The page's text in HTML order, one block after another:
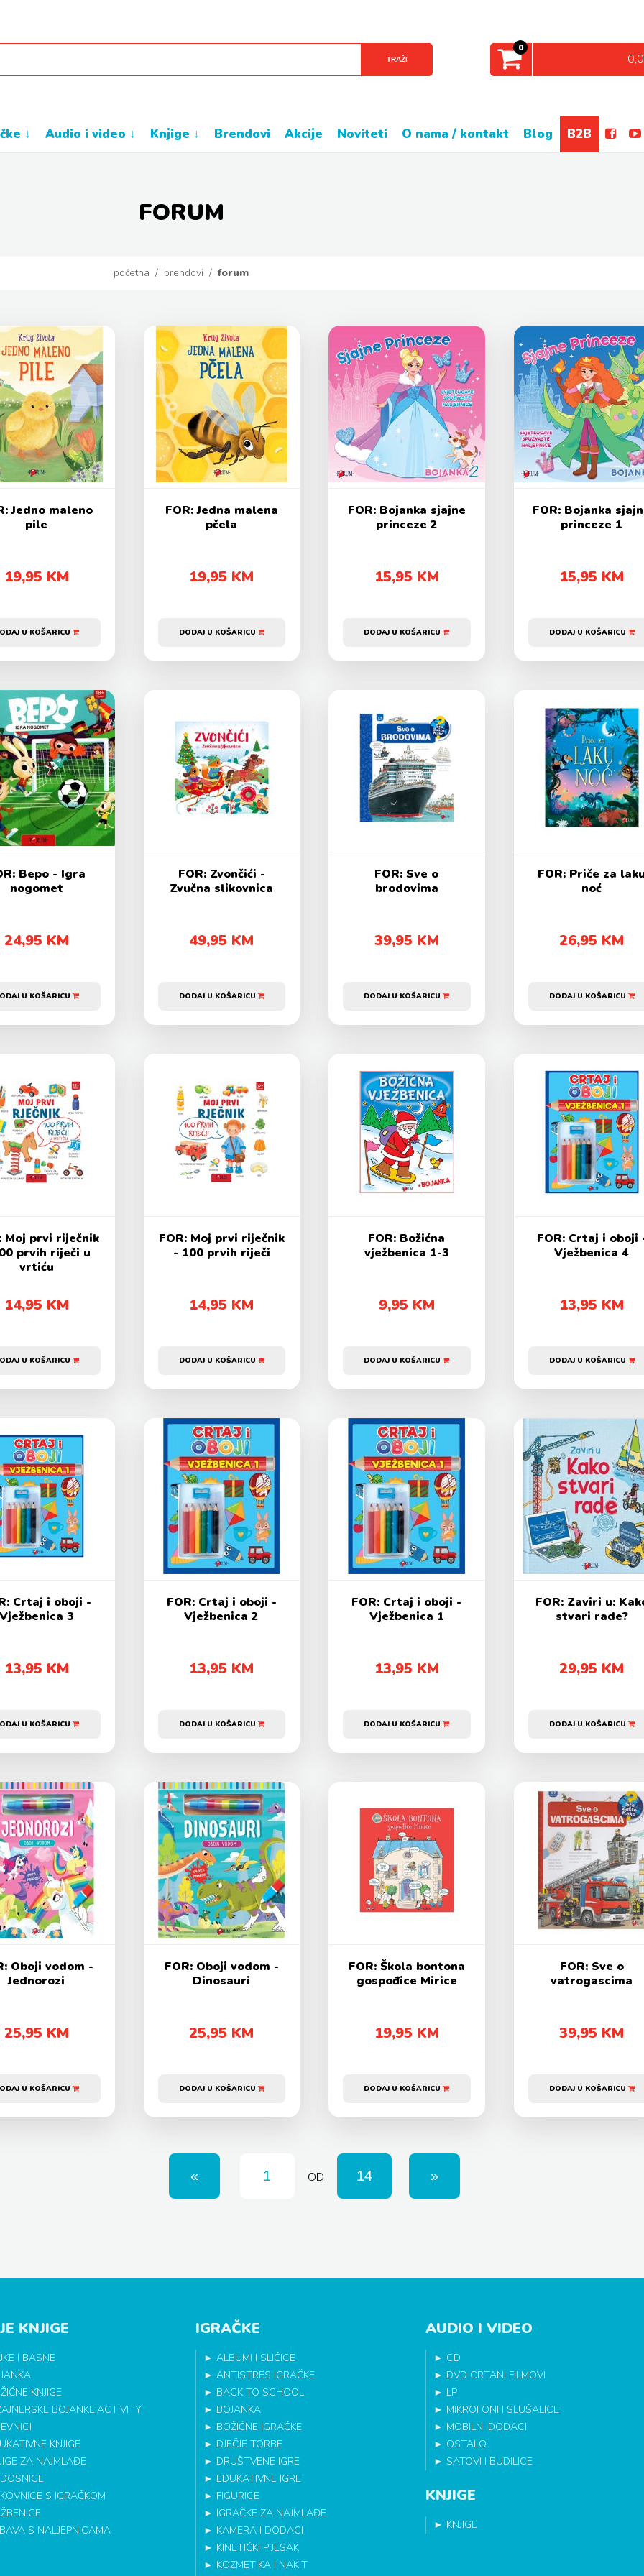
TRAŽI
0
↓ audio i video ↓ knjige ↓ brendovi akcije noviteti o nama / kontakt blog B2B
FORUM
početna / brendovi /forum
Jedno maleno
pile
19,95 KM
U KOŠARICU
FOR: Jedna malena
pčela
19,95 KM
DODAJ U KOŠARICU
FOR: Bojanka sjajne
princeze 2
15,95 KM
DODAJ U KOŠARICU
FOR: Bojanka
princeze 1
15,95 KM
DODAJ U KOŠARICU
Bepo - Igra
nogomet
24,95 KM
U KOŠARICU
FOR: Zvončići -
Zvučna slikovnica
49,95 KM
DODAJ U KOŠARICU
FOR: Sve o
brodovima
39,95 KM
DODAJ U KOŠARICU
FOR: Priče za
noć
26,95 KM
DODAJ U KOŠARICU
Moj prvi riječnik
prvih riječi u
vrtiću
14,95 KM
U KOŠARICU
FOR: Moj prvi riječnik
- 100 prvih riječi
14,95 KM
DODAJ U KOŠARICU
FOR: Božićna
vježbenica 1-3
9,95 KM
DODAJ U KOŠARICU
FOR: Crtaj i oboji
Vježbenica 4
13,95 KM
DODAJ U KOŠARICU
Crtaj i oboji -
3
13,95 KM
U KOŠARICU
FOR: Crtaj i oboji -
Vježbenica 2
13,95 KM
DODAJ U KOŠARICU
FOR: Crtaj i oboji -
Vježbenica 1
13,95 KM
DODAJ U KOŠARICU
FOR: Zaviri u:
stvari rade?
29,95 KM
DODAJ U KOŠARICU
Oboji vodom -
Jednorozi
25,95 KM
U KOŠARICU
FOR: Oboji vodom -
Dinosauri
25,95 KM
DODAJ U KOŠARICU
FOR: Škola bontona
gospođice Mirice
19,95 KM
DODAJ U KOŠARICU
FOR: Sve o
vatrogascima
39,95 KM
DODAJ U KOŠARICU
OD
KNJIGE
I BASNE
KNJIGE
BOJANKE,ACTIVITY
KNJIGE
ZA NAJMLAĐE
S IGRAČKOM
S NALJEPNICAMA
IGRAČKE
► ALBUMI I SLIČICE
► ANTISTRES IGRAČKE
► BACK TO SCHOOL
► BOJANKA
► BOŽIĆNE IGRAČKE
► DJEČJE TORBE
► DRUŠTVENE IGRE
► EDUKATIVNE IGRE
► FIGURICE
► IGRAČKE ZA NAJMLAĐE
► KAMERA I DODACI
► KINETIČKI PIJESAK
► KOZMETIKA I NAKIT
AUDIO I VIDEO
► CD
► DVD CRTANI FILMOVI
► LP
► MIKROFONI I SLUŠALICE
► MOBILNI DODACI
► OSTALO
► SATOVI I BUDILICE
KNJIGE
► KNJIGE